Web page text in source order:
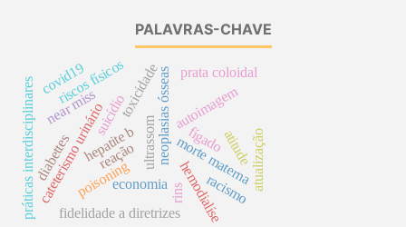
PALAVRAS-CHAVE
hepatite b neoplasias ósseas
poisoning
ultrassom
cateterismo urinário
near miss
fidelidade a diretrizes
riscos físicos
autoimagem
morte materna
práticas interdisciplinares economia
suicídio
reação
prata coloidal
diabettes
hemodialíse
toxicidade
fígado
rins racismoatualização
atitude
covid19